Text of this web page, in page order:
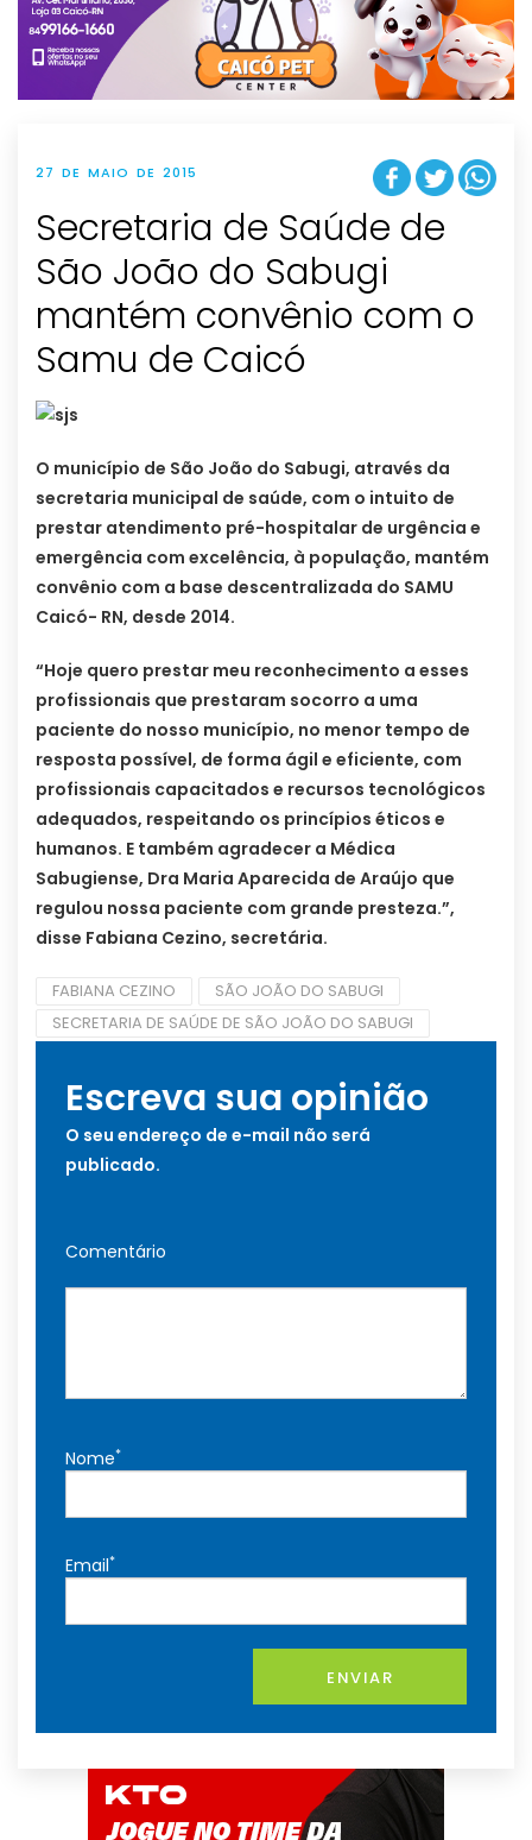
t
i
o
n
27 DE MAIO DE 2015
Secretaria de Saúde de
São João do Sabugi
mantém convênio com o
Samu de Caicó
O município de São João do Sabugi, através da
secretaria municipal de saúde, com o intuito de
prestar atendimento pré-hospitalar de urgência e
emergência com excelência, à população, mantém
convênio com a base descentralizada do SAMU
Caicó- RN, desde 2014.
“Hoje quero prestar meu reconhecimento a esses
profissionais que prestaram socorro a uma
paciente do nosso município, no menor tempo de
resposta possível, de forma ágil e eficiente, com
profissionais capacitados e recursos tecnológicos
adequados, respeitando os princípios éticos e
humanos. E também agradecer a Médica
Sabugiense, Dra Maria Aparecida de Araújo que
regulou nossa paciente com grande presteza.”,
disse Fabiana Cezino, secretária.
FABIANA CEZINO
SÃO JOÃO DO SABUGI
SECRETARIA DE SAÚDE DE SÃO JOÃO DO SABUGI
Escreva sua opinião
O seu endereço de e-mail não será
publicado.
Comentário
Nome*
Email*
ENVIAR